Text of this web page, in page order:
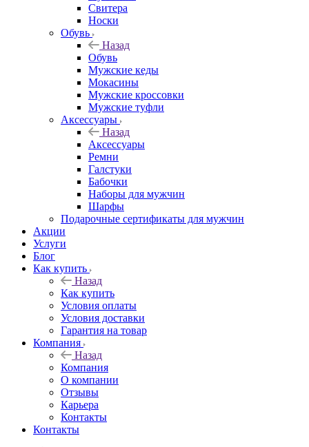
Свитера
Носки
Обувь
Назад
Обувь
Мужские кеды
Мокасины
Мужские кроссовки
Мужские туфли
Аксессуары
Назад
Аксессуары
Ремни
Галстуки
Бабочки
Наборы для мужчин
Шарфы
Подарочные сертификаты для мужчин
Акции
Услуги
Блог
Как купить
Назад
Как купить
Условия оплаты
Условия доставки
Гарантия на товар
Компания
Назад
Компания
О компании
Отзывы
Карьера
Контакты
Контакты